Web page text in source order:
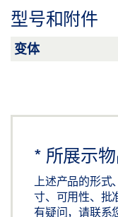
型号和附件
* 所展示
上述产品的形
寸、可用性、批
有疑问，请联系